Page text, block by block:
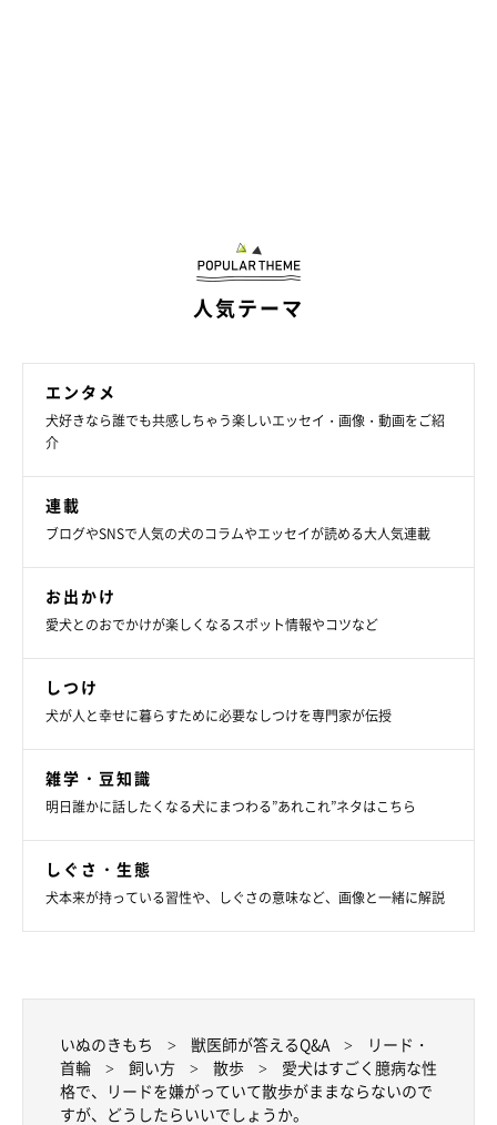
人気テーマ
エンタメ
犬好きなら誰でも共感しちゃう楽しいエッセイ・画像・動画をご紹
介
連載
ブログやSNSで人気の犬のコラムやエッセイが読める大人気連載
お出かけ
愛犬とのおでかけが楽しくなるスポット情報やコツなど
しつけ
犬が人と幸せに暮らすために必要なしつけを専門家が伝授
雑学・豆知識
明日誰かに話したくなる犬にまつわる”あれこれ”ネタはこちら
しぐさ・生態
犬本来が持っている習性や、しぐさの意味など、画像と一緒に解説
いぬのきもち 獣医師が答えるQ&A
リード・
首輪
飼い方 散歩
愛犬はすごく臆病な性
格で、リードを嫌がっていて散歩がままならないので
すが、どうしたらいいでしょうか。